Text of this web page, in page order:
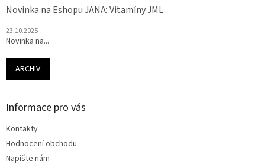
Novinka na Eshopu JANA: Vitamíny JML
23.10.2025
Novinka na...
ARCHIV
Informace pro vás
Kontakty
Hodnocení obchodu
Napište nám